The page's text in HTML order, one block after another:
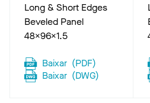
Long & Short Edges
Beveled Panel
48x96x1.5
Baixar (PDF)
Baixar (DWG)